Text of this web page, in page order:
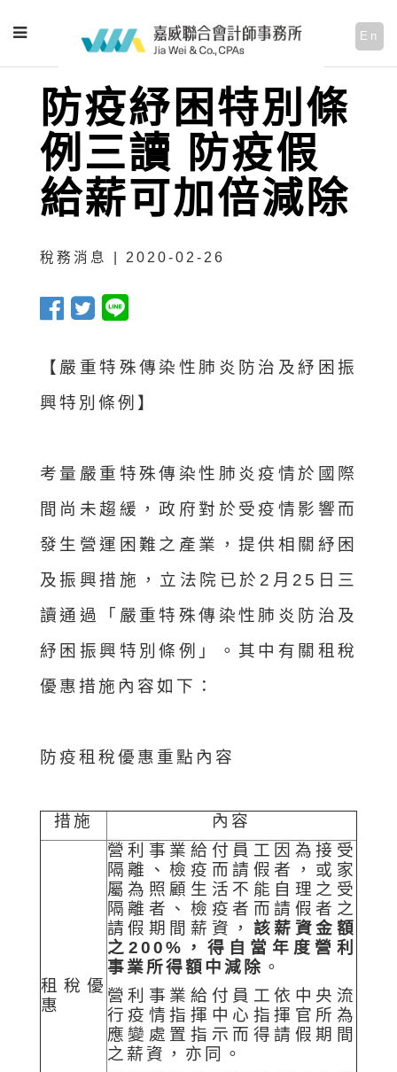
En
防疫紓困特別條
例三讀 防疫假
給薪可加倍減除
稅務消息 | 2020-02-26
【嚴重特殊傳染性肺炎防治及紓困振
興特別條例】
考量嚴重特殊傳染性肺炎疫情於國際
間尚未趨緩，政府對於受疫情影響而
發生營運困難之產業，提供相關紓困
及振興措施，立法院已於2月25日三
讀通過「嚴重特殊傳染性肺炎防治及
紓困振興特別條例」。其中有關租稅
優惠措施內容如下：
防疫租稅優惠重點內容
措施 內容
租稅優
惠
營利事業給付員工因為接受
隔離、檢疫而請假者，或家
屬為照顧生活不能自理之受
隔離者、檢疫者而請假者之
請假期間薪資， 該薪資金額
之200% ，得自當年度營利
事業所得額中減除 。
營利事業給付員工依中央流
行疫情指揮中心指揮官所為
應變處置指示而得請假期間
之薪資，亦同。